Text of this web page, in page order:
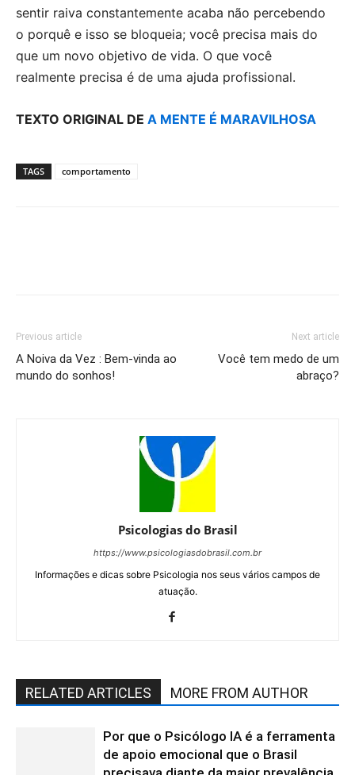
sentir raiva constantemente acaba não percebendo
o porquê e isso se bloqueia; você precisa mais do
que um novo objetivo de vida. O que você
realmente precisa é de uma ajuda profissional.
TEXTO ORIGINAL DE A MENTE É MARAVILHOSA
TAGS comportamento
Previous article
A Noiva da Vez : Bem-vinda ao
mundo do sonhos!
Next article
Você tem medo de um
abraço?
Psicologias do Brasil
https://www.psicologiasdobrasil.com.br
Informações e dicas sobre Psicologia nos seus vários campos de
atuação.
RELATED ARTICLES MORE FROM AUTHOR
Por que o Psicólogo IA é a ferramenta
de apoio emocional que o Brasil